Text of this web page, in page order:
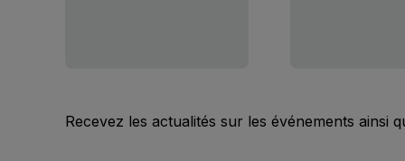
Recevez les actualités sur les événements ainsi